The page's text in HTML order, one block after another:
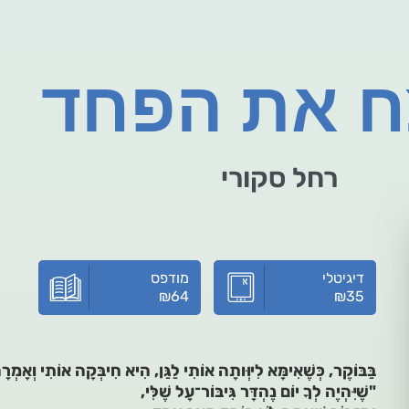
את הפחד
רחל סקורי
דיגיטלי
₪35
מודפס
₪64
בַּבּוֹקֶר, כְּשֶׁאִימָּא לִיוְּותָה אוֹתִי לַגַּן, הִיא חִיבְּקָה אוֹתִי
"שֶׁיִּהְיֶה לְךָ יוֹם נֶהְדָּר גִּיבּוֹר־עָל שֶׁלִּי,